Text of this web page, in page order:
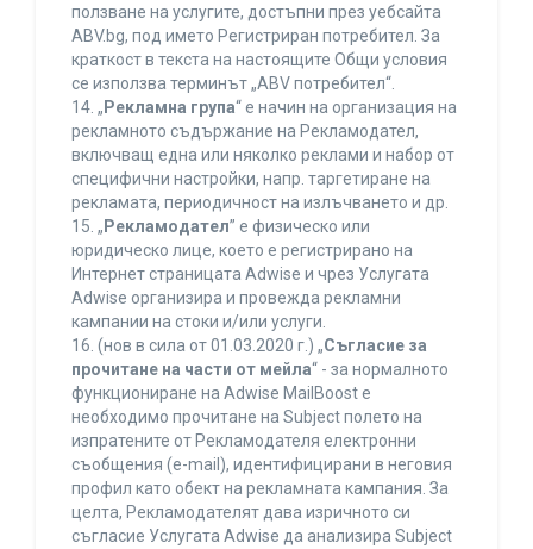
ползване на услугите, достъпни през уебсайта
ABV.bg, под името Регистриран потребител. За
краткост в текста на настоящите Общи условия
се използва терминът „ABV потребител“.
14. „ Рекламна група“ е начин на организация на
рекламното съдържание на Рекламодател,
включващ една или няколко реклами и набор от
специфични настройки, напр. таргетиране на
рекламата, периодичност на излъчването и др.
15. „ Рекламодател” е физическо или
юридическо лице, което е регистрирано на
Интернет страницата Adwise и чрез Услугата
Adwise организира и провежда рекламни
кампании на стоки и/или услуги.
16. (нов в сила от 01.03.2020 г.) „Съгласие за
прочитане на части от мейла“ - за нормалното
функциониране на Adwise MailBoost е
необходимо прочитане на Subject полето на
изпратените от Рекламодателя електронни
съобщения (e-mail), идентифицирани в неговия
профил като обект на рекламната кампания. За
целта, Рекламодателят дава изричното си
съгласие Услугата Adwise да анализира Subject